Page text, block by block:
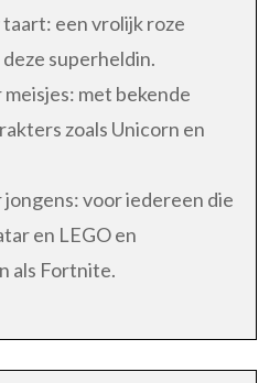
een vrolijk roze
superheldin.
met bekende
zoals Unicorn en
voor iedereen die
en LEGO en
als Fortnite.